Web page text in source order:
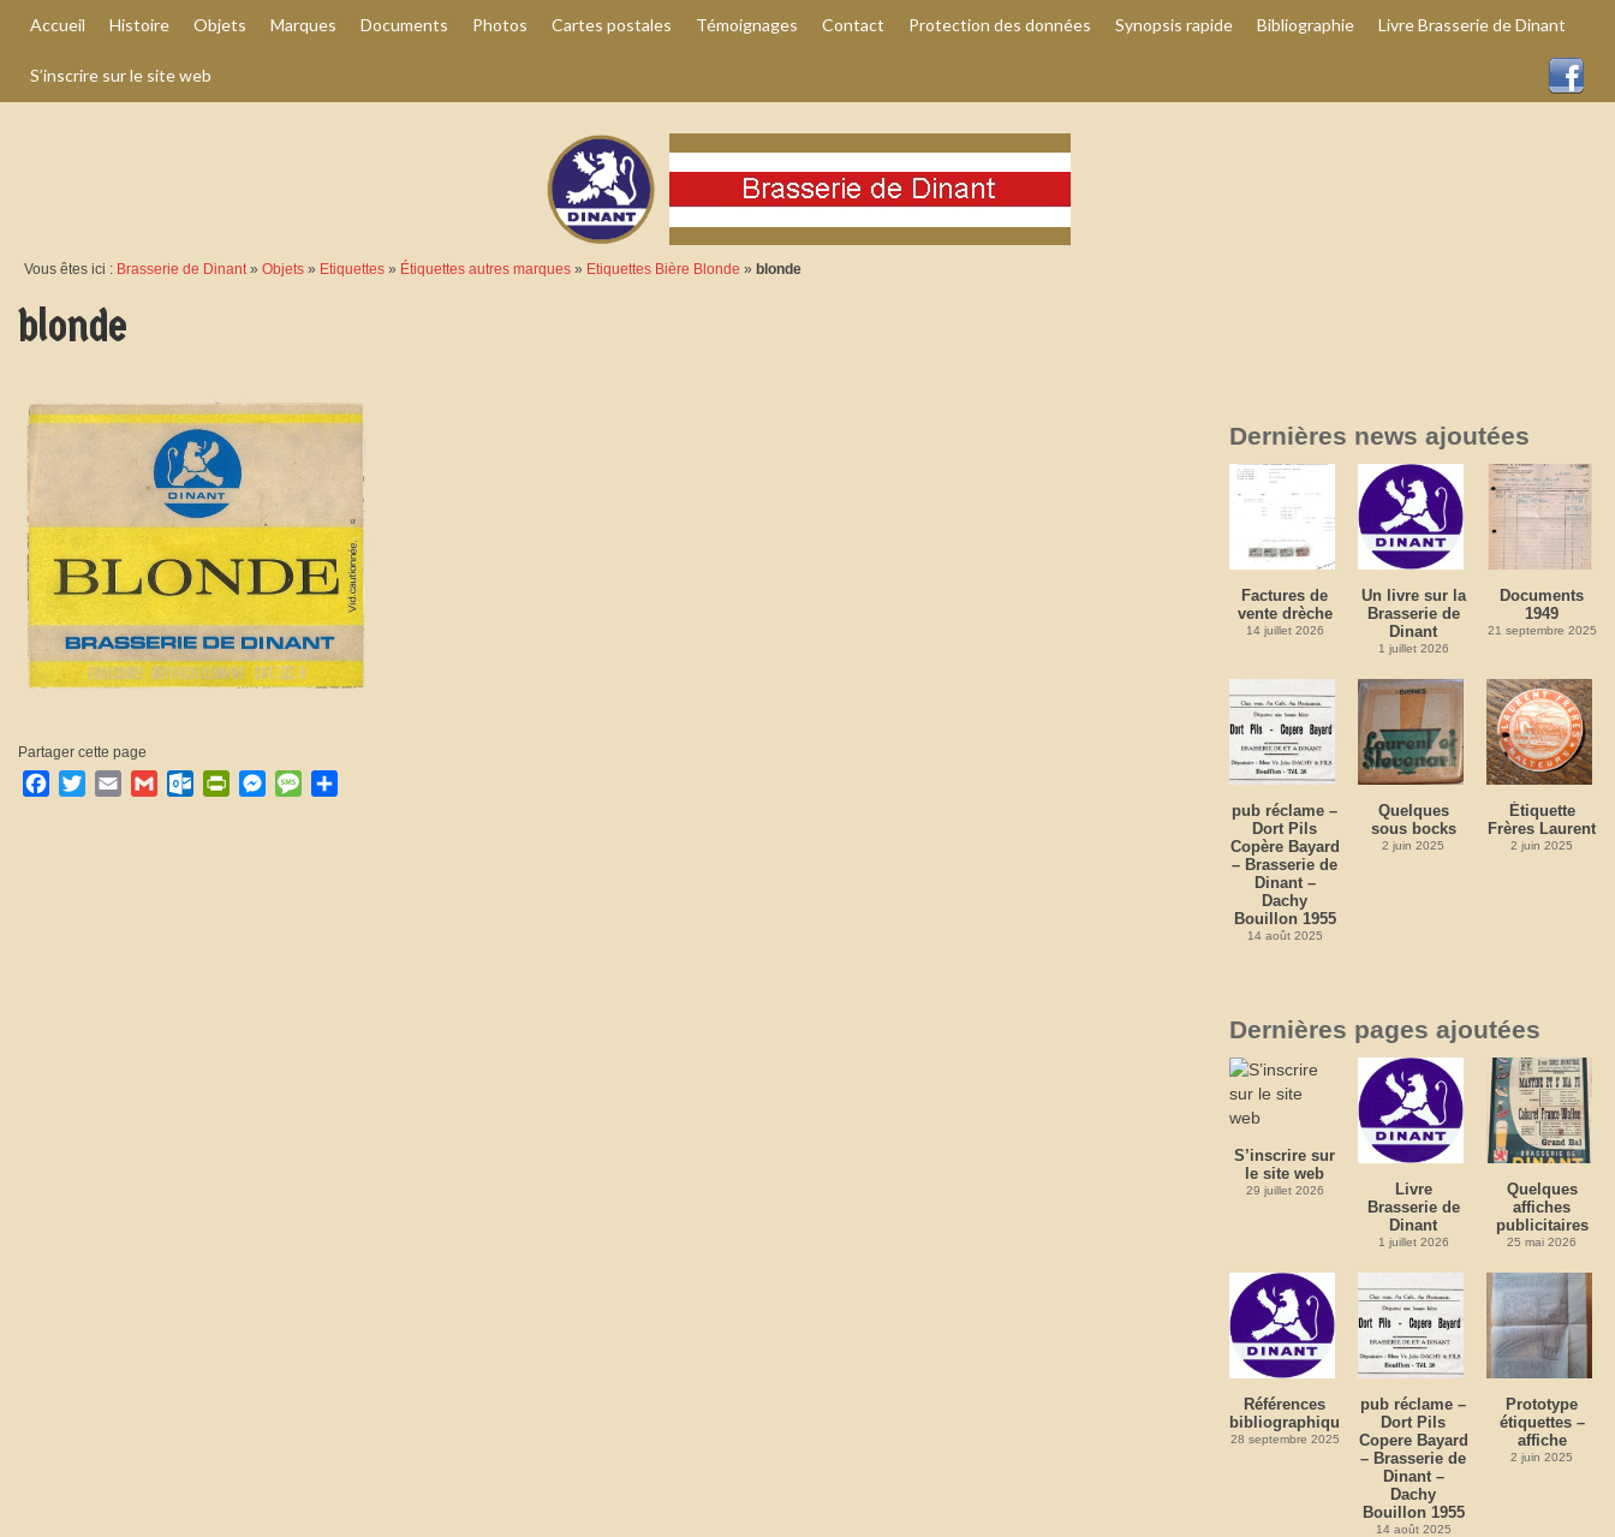
Accueil Histoire Objets Marques Documents Photos Cartes postales Témoignages Contact Protection des données Synopsis rapide Bibliographie Livre Brasserie de Dinant
S’inscrire sur le site web
Vous êtes ici : Brasserie de Dinant» Objets » Etiquettes » Étiquettes autres marques » Etiquettes Bière Blonde » blonde
blonde
Partager cette page
Facebook
TwitterEmail GmailOutlook.com
PrintFriendly
Messenger
Message
Dernières news ajoutées
Factures de
vente drèche
14 juillet 2026
Un livre sur la
Brasserie de
Dinant
1 juillet 2026
Documents
1949
21 septembre 2025
pub réclame –
Dort Pils
Copère Bayard
– Brasserie de
Dinant –
Dachy
Bouillon 1955
14 août 2025
Quelques
sous bocks
2 juin 2025
Étiquette
Frères Laurent
2 juin 2025
Dernières pages ajoutées
S’inscrire sur
le site web
29 juillet 2026
Livre
Brasserie de
Dinant
1 juillet 2026
Quelques
affiches
publicitaires
25 mai 2026
Références
bibliographiques
28 septembre 2025
pub réclame –
Dort Pils
Copere Bayard
– Brasserie de
Dinant –
Dachy
Bouillon 1955
14 août 2025
Prototype
étiquettes –
affiche
2 juin 2025